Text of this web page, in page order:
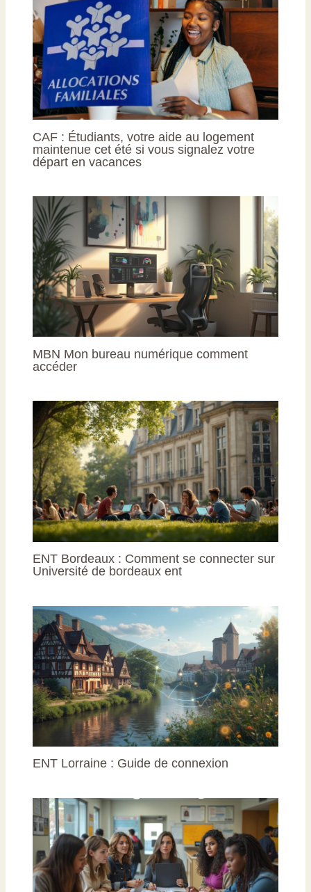
CAF : Étudiants, votre aide au logement
maintenue cet été si vous signalez votre
départ en vacances
MBN Mon bureau numérique comment
accéder
ENT Bordeaux : Comment se connecter sur
Université de bordeaux ent
ENT Lorraine : Guide de connexion